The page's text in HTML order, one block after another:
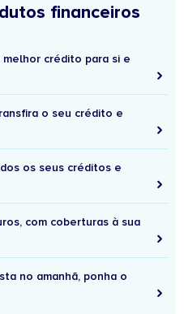
financeiros
crédito para si e
o seu crédito e
os seus créditos e
com coberturas à sua
no amanhã, ponha o